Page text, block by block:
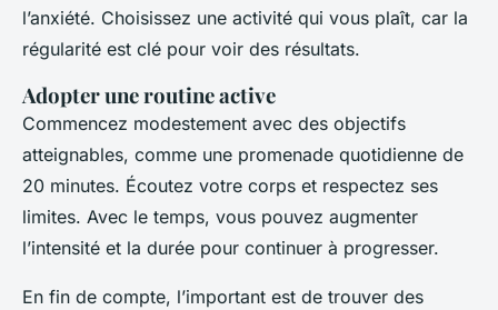
l’anxiété. Choisissez une activité qui vous plaît, car la
régularité est clé pour voir des résultats.
Adopter une routine active
Commencez modestement avec des objectifs
atteignables, comme une promenade quotidienne de
20 minutes. Écoutez votre corps et respectez ses
limites. Avec le temps, vous pouvez augmenter
l’intensité et la durée pour continuer à progresser.
En fin de compte, l’important est de trouver des